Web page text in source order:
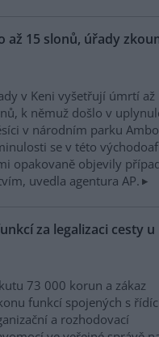
až 15 slonů, úřady
v Keni vyšetřují úmrtí až
k němuž došlo v
v národním parku
se v této
opakovaně objevily
uvedla agentura AP.
za legalizaci cesty u
73 000 korun a zákaz
funkcí spojených s
a rozhodovací